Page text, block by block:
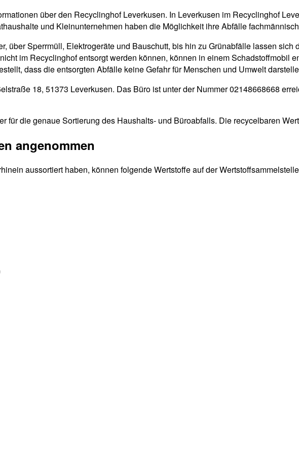
über den Recyclinghof Leverkusen. In Leverkusen im Recyclinghof
und Kleinunternehmen haben die Möglichkeit ihre Abfälle
über Sperrmüll, Elektrogeräte und Bauschutt, bis hin zu Grünabfälle lassen
im Recyclinghof entsorgt werden können, können in einem Schadstoffmobil
dass die entsorgten Abfälle keine Gefahr für Menschen und Umwelt
18, 51373 Leverkusen. Das Büro ist unter der Nummer 02148668668
für die genaue Sortierung des Haushalts- und Büroabfalls. Die recycelbaren
angenommen
aussortiert haben, können folgende Wertstoffe auf der